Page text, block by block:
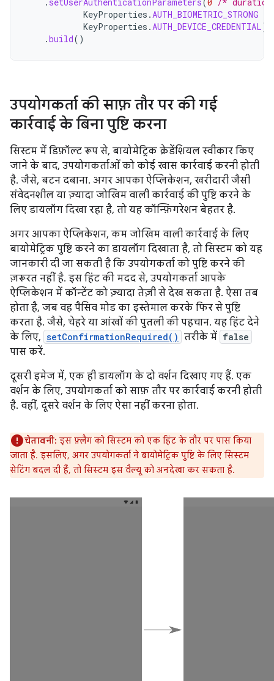
KeyProperties .AUTH_BIOMETRIC_STRONG
KeyProperties .AUTH_DEVICE_CREDENTIAL)
.build()
उपयोगकर्ता की साफ़ तौर पर की गई
कार्रवाई के बिना पुष्टि करना
सिस्टम में डिफ़ॉल्ट रूप से, बायोमेट्रिक क्रेडेंशियल स्वीकार किए
जाने के बाद, उपयोगकर्ताओं को कोई खास कार्रवाई करनी होती
है. जैसे, बटन दबाना. अगर आपका ऐप्लिकेशन, खरीदारी जैसी
संवेदनशील या ज़्यादा जोखिम वाली कार्रवाई की पुष्टि करने के
लिए डायलॉग दिखा रहा है, तो यह कॉन्फ़िगरेशन बेहतर है.
अगर आपका ऐप्लिकेशन, कम जोखिम वाली कार्रवाई के लिए
बायोमेट्रिक पुष्टि करने का डायलॉग दिखाता है, तो सिस्टम को यह
जानकारी दी जा सकती है कि उपयोगकर्ता को पुष्टि करने की
ज़रूरत नहीं है. इस हिंट की मदद से, उपयोगकर्ता आपके
ऐप्लिकेशन में कॉन्टेंट को ज़्यादा तेज़ी से देख सकता है. ऐसा तब
होता है, जब वह पैसिव मोड का इस्तेमाल करके फिर से पुष्टि
करता है. जैसे, चेहरे या आंखों की पुतली की पहचान. यह हिंट देने
के लिए, setConfirmationRequired() तरीके में false
पास करें.
दूसरी इमेज में, एक ही डायलॉग के दो वर्शन दिखाए गए हैं. एक
वर्शन के लिए, उपयोगकर्ता को साफ़ तौर पर कार्रवाई करनी होती
है. वहीं, दूसरे वर्शन के लिए ऐसा नहीं करना होता.
चेतावनी: इस फ़्लैग को सिस्टम को एक हिंट के तौर पर पास किया
जाता है. इसलिए, अगर उपयोगकर्ता ने बायोमेट्रिक पुष्टि के लिए सिस्टम
सेटिंग बदल दी हैं, तो सिस्टम इस वैल्यू को अनदेखा कर सकता है.